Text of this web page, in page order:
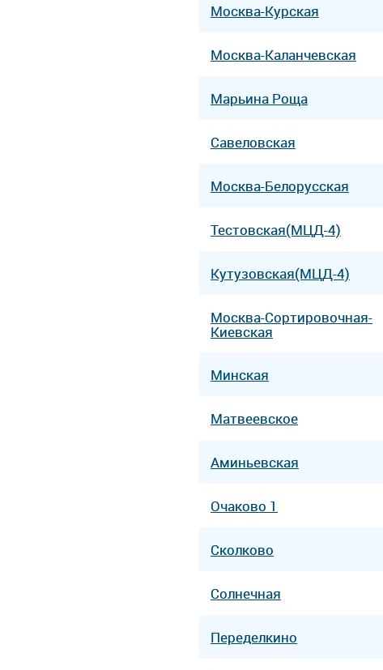
Москва-Курская
Москва-Каланчевская
Марьина Роща
Савеловская
Москва-Белорусская
Тестовская(МЦД-4)
Кутузовская(МЦД-4)
Москва-Сортировочная-
Киевская
Минская
Матвеевское
Аминьевская
Очаково 1
Сколково
Солнечная
Переделкино